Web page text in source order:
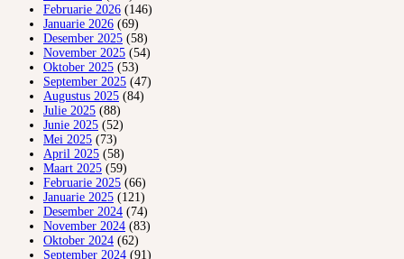
Februarie 2026 (146)
Januarie 2026 (69)
Desember 2025 (58)
November 2025 (54)
Oktober 2025 (53)
September 2025 (47)
Augustus 2025 (84)
Julie 2025 (88)
Junie 2025 (52)
Mei 2025 (73)
April 2025 (58)
Maart 2025 (59)
Februarie 2025 (66)
Januarie 2025 (121)
Desember 2024 (74)
November 2024 (83)
Oktober 2024 (62)
September 2024 (91)